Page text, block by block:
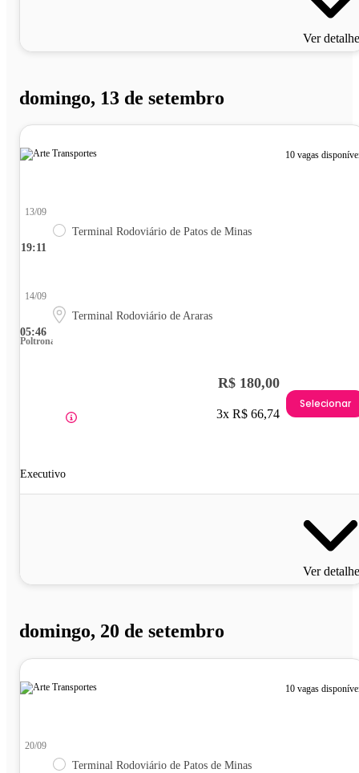
Ver
domingo, 13 de setembro
10 vagas
19:11
13/09
Terminal Rodoviário de Patos de Minas
05:46
14/09
Terminal Rodoviário de Araras
Poltrona
Executivo
R$ 180,00
3x R$ 66,74
Selecionar
Ver
domingo, 20 de setembro
10 vagas
20/09
Terminal Rodoviário de Patos de Minas